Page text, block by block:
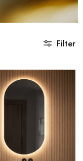
ambient
Filter